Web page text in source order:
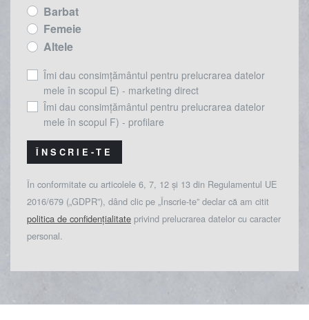
Barbat
Femeie
Altele
Îmi dau consimțământul pentru prelucrarea datelor
mele în scopul E) - marketing direct
Îmi dau consimțământul pentru prelucrarea datelor
mele în scopul F) - profilare
ÎNSCRIE-TE
În conformitate cu articolele 6, 7, 12 și 13 din Regulamentul UE
2016/679 („GDPR”), dând clic pe „Înscrie-te” declar că am citit
politica de confidențialitate privind prelucrarea datelor cu caracter
personal.